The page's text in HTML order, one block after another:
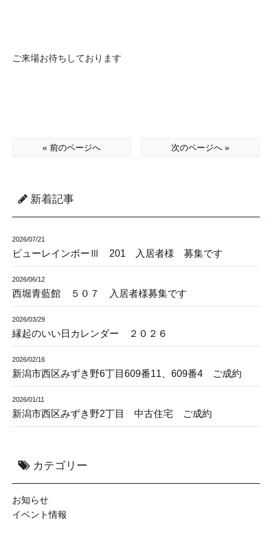
ご来場お待ちしております
« 前のページへ 次のページへ »
新着記事
2026/07/21
ビューレインボーⅢ 201 入居者様 募集です
2026/06/12
西堀青藍館 ５０７ 入居者様募集です
2026/03/29
縁起のいい日カレンダー ２０２６
2026/02/16
新潟市西区みずき野6丁目609番11、609番4 ご成約
2026/01/11
新潟市西区みずき野2丁目 中古住宅 ご成約
カテゴリー
お知らせ
イベント情報